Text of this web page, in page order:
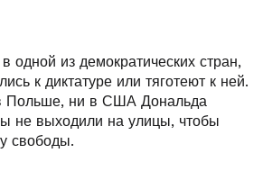
одной из демократических стран,
к диктатуре или тяготеют к ней.
Польше, ни в США Дональда
не выходили на улицы, чтобы
свободы.